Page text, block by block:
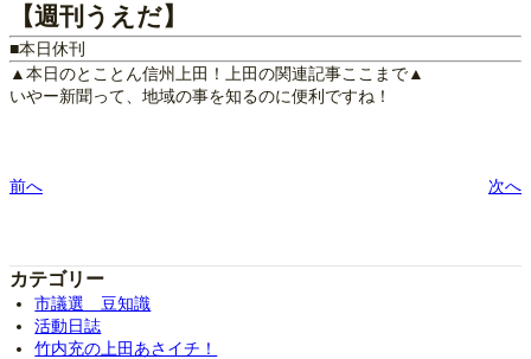
【週刊うえだ】
■本日休刊
▲本日のとことん信州上田！上田の関連記事ここまで▲
いやー新聞って、地域の事を知るのに便利ですね！
前へ 次へ
カテゴリー
市議選 豆知識
活動日誌
竹内充の上田あさイチ！